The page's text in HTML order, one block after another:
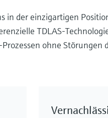
in der einzigartigen
TDLAS-
ohne